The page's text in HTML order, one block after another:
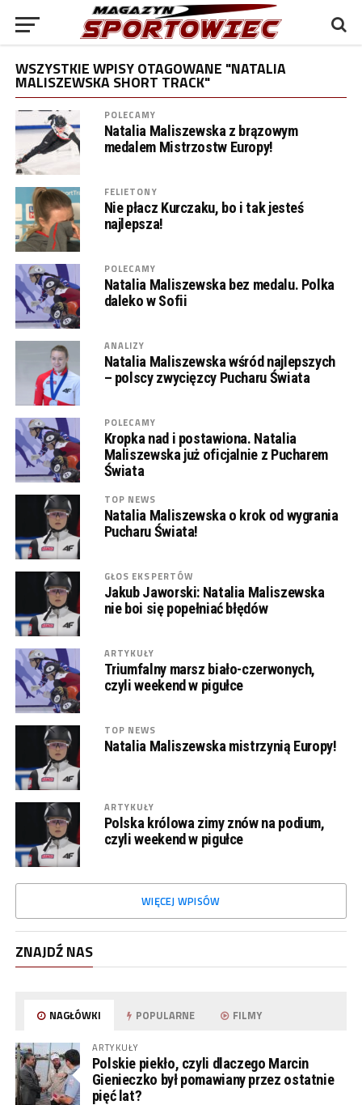
WSZYSTKIE WPISY OTAGOWANE "NATALIA
MALISZEWSKA SHORT TRACK"
POLECAMY
Natalia Maliszewska z brązowym
medalem Mistrzostw Europy!
FELIETONY
Nie płacz Kurczaku, bo i tak jesteś
najlepsza!
POLECAMY
Natalia Maliszewska bez medalu. Polka
daleko w Sofii
ANALIZY
Natalia Maliszewska wśród najlepszych
– polscy zwycięzcy Pucharu Świata
POLECAMY
Kropka nad i postawiona. Natalia
Maliszewska już oficjalnie z Pucharem
Świata
TOP NEWS
Natalia Maliszewska o krok od wygrania
Pucharu Świata!
GŁOS EKSPERTÓW
Jakub Jaworski: Natalia Maliszewska
nie boi się popełniać błędów
ARTYKUŁY
Triumfalny marsz biało-czerwonych,
czyli weekend w pigułce
TOP NEWS
Natalia Maliszewska mistrzynią Europy!
ARTYKUŁY
Polska królowa zimy znów na podium,
czyli weekend w pigułce
WIĘCEJ WPISÓW
ZNAJDŹ NAS
NAGŁÓWKI POPULARNE FILMY
ARTYKUŁY
Polskie piekło, czyli dlaczego Marcin
Gienieczko był pomawiany przez ostatnie
pięć lat?